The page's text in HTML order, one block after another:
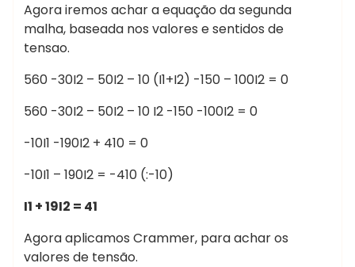
Agora iremos achar a equação da segunda
malha, baseada nos valores e sentidos de
tensao.
560 -30I2 – 50I2 – 10 (I1+I2) -150 – 100I2 = 0
560 -30I2 – 50I2 – 10 I2 -150 -100I2 = 0
-10I1 -190I2 + 410 = 0
-10I1 – 190I2 = -410 (:-10)
I1 + 19I2 = 41
Agora aplicamos Crammer, para achar os
valores de tensão.